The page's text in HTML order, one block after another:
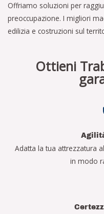
Offriamo soluzioni per
preoccupazione. I migliori
edilizia e costruzioni sul
Ottieni
Adatta la tua attrezzatura
in modo